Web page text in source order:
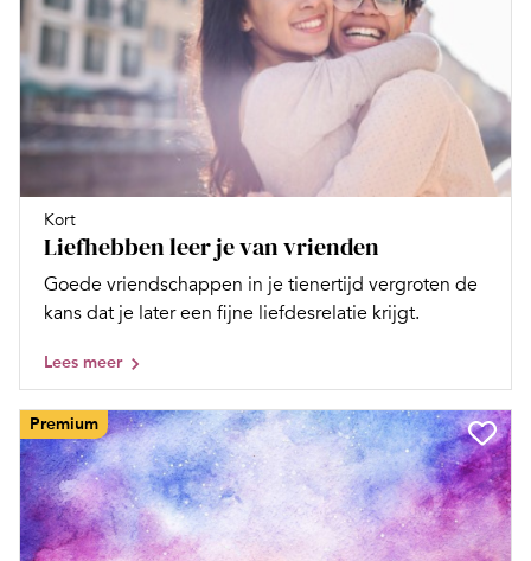
Kort
Liefhebben leer je van vrienden
Goede vriendschappen in je tienertijd vergroten de
kans dat je later een fijne liefdesrelatie krijgt.
Lees meer
Premium